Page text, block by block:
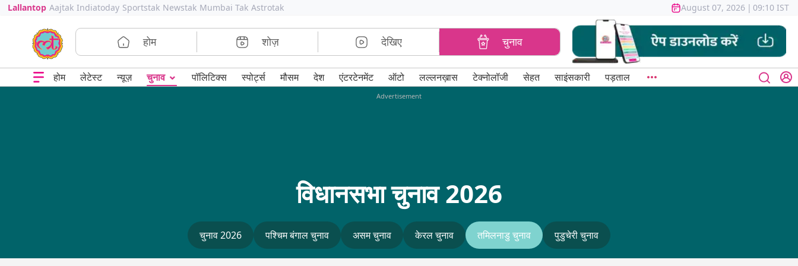
Lallantop Aajtak Indiatoday Sportstak Newstak Mumbai Tak Astrotak August 07, 2026 | 09:10 IST
होम शोज़ देखिए चुनाव
होम लेटेस्ट न्यूज़ चुनाव ⌄ पॉलिटिक्स स्पोर्ट्स मौसम देश एंटरटेनमेंट ऑटो लल्लनख़ास टेक्नोलॉजी सेहत साइंसकारी पड़ताल
Advertisement
विधानसभा चुनाव 2026
चुनाव 2026 पश्चिम बंगाल चुनाव असम चुनाव केरल चुनाव तमिलनाडु चुनाव पुडुचेरी चुनाव